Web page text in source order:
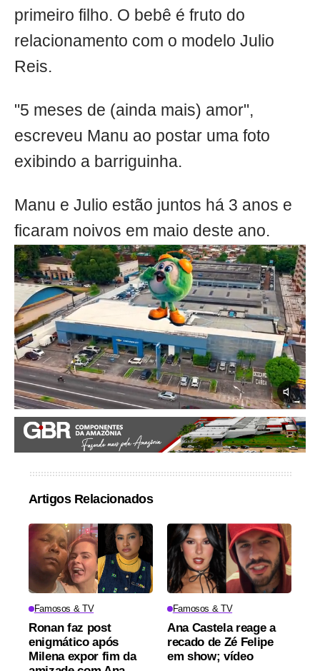
primeiro filho. O bebê é fruto do
relacionamento com o modelo Julio
Reis.
"5 meses de (ainda mais) amor",
escreveu Manu ao postar uma foto
exibindo a barriguinha.
Manu e Julio estão juntos há 3 anos e
ficaram noivos em maio deste ano.
Artigos Relacionados
Famosos & TV
Ronan faz post
enigmático após
Milena expor fim da
Famosos & TV
Ana Castela reage a
recado de Zé Felipe
em show; vídeo